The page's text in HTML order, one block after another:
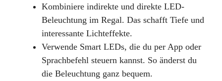
Kombiniere indirekte und direkte LED-
Beleuchtung im Regal. Das schafft Tiefe und
interessante Lichteffekte.
Verwende Smart LEDs, die du per App oder
Sprachbefehl steuern kannst. So änderst du
die Beleuchtung ganz bequem.